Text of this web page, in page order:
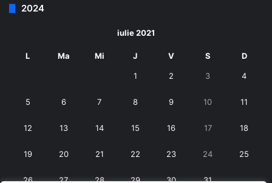
2024
iulie 2021
L Ma Mi J V S D
1 2 3 4
5 6 7 8 9 10 11
12 13 14 15 16 17 18
19 20 21 22 23 24 25
26 27 28 29 30 31